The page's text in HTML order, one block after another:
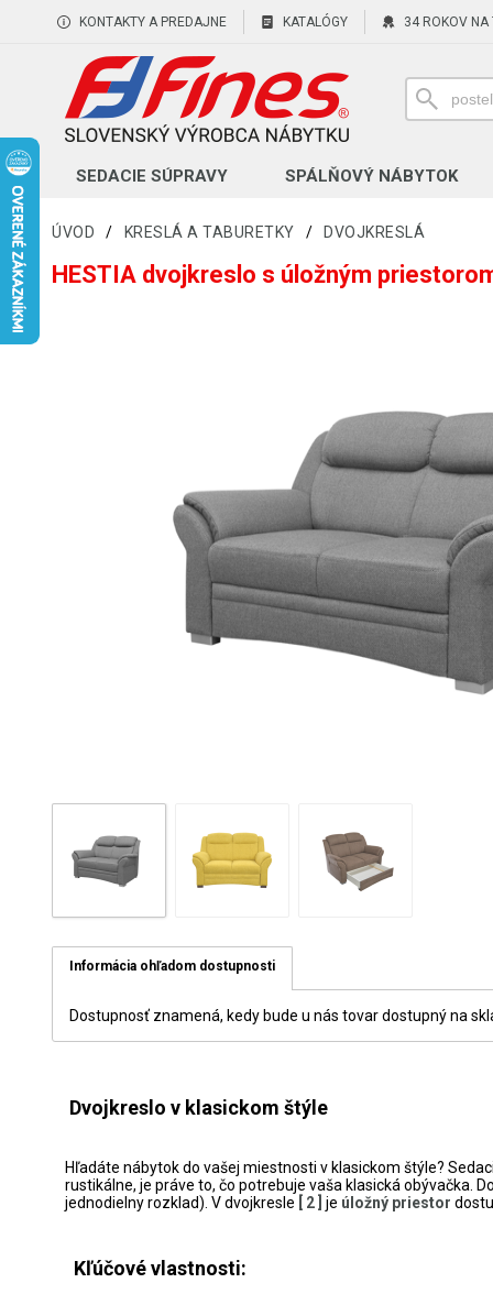
KONTAKTY A PREDAJNE KATALÓGY 34 ROKOV NA
SEDACIE SÚPRAVY SPÁLŇOVÝ NÁBYTOK
ÚVOD / KRESLÁ A TABURETKY / DVOJKRESLÁ
HESTIA dvojkreslo s úložným
Informácia ohľadom dostupnosti
Dostupnosť znamená, kedy bude u nás tovar dostupný na
Dvojkreslo v klasickom štýle
Hľadáte nábytok do vašej miestnosti v klasickom štýle?
rustikálne, je práve to, čo potrebuje vaša klasická obývačka.
jednodielny rozklad). V dvojkresle
[ 2 ] je úložný priestor
Kľúčové vlastnosti: